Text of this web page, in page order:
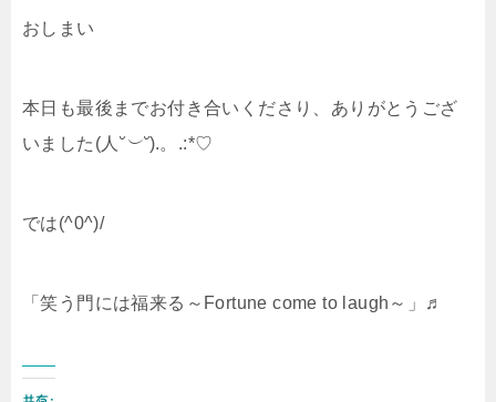
おしまい
本日も最後までお付き合いくださり、ありがとうござ
いました(人 ˘︶˘).。.:*♡
では(^0^)/
「笑う門には福来る～Fortune come to laugh～」♬